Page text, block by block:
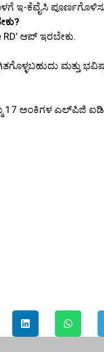
ಇ-ಕೆವೈಸಿ
ಆಪ್ ಇರಬೇಕು.
ಮತ್ತು
17 ಅಂಕಿಗಳ ಎಲ್‌ಪಿಜಿ